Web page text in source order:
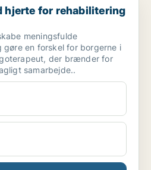
hjerte for rehabilitering
meningsfulde
gøre en forskel for borgerne i
der brænder for
samarbejde..